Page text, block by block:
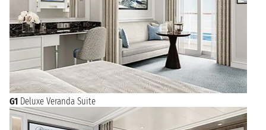
G1 Deluxe Veranda Suite